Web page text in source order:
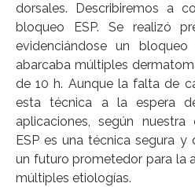
dorsales. Describiremos a
bloqueo ESP. Se realizó
evidenciándose un
abarcaba múltiples
de 10 h. Aunque la falta de
esta técnica a la espera
aplicaciones, según nuestra
ESP es una técnica segura y
un futuro prometedor para la
múltiples etiologías.